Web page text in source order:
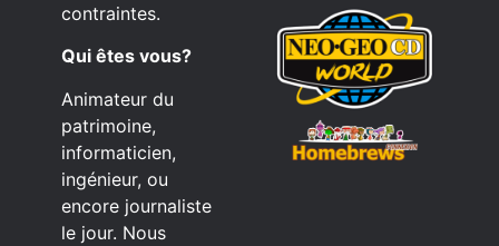
contraintes.
Qui êtes vous?
Animateur du
patrimoine,
informaticien,
ingénieur, ou
encore journaliste
le jour. Nous